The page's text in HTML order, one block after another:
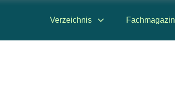
Verzeichnis Fachmagazin